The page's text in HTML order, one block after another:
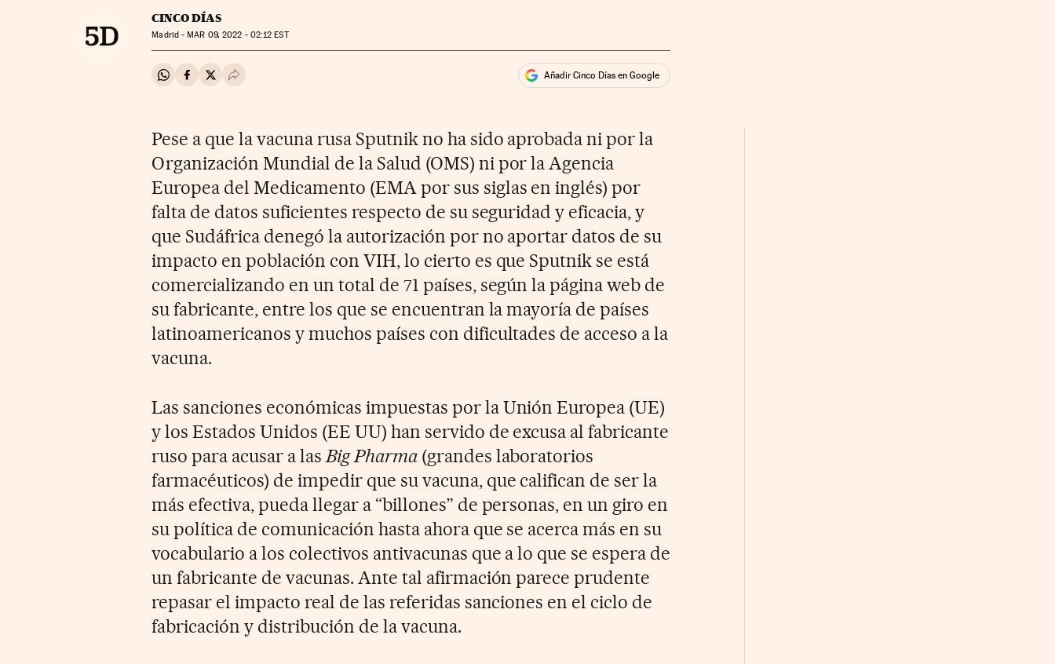
CINCO DÍAS
Madrid - MAR 09, 2022 - 02:12 EST
Compartir en Whatsapp
Compartir en Facebook
Compartir en Twitter
Desplegar Redes Sociales Añadir Cinco Días en Google
Pese a que la vacuna rusa Sputnik no ha sido aprobada ni por la
Organización Mundial de la Salud (OMS) ni por la Agencia
Europea del Medicamento (EMA por sus siglas en inglés) por
falta de datos suficientes respecto de su seguridad y eficacia, y
que Sudáfrica denegó la autorización por no aportar datos de su
impacto en población con VIH, lo cierto es que Sputnik se está
comercializando en un total de 71 países, según la página web de
su fabricante, entre los que se encuentran la mayoría de países
latinoamericanos y muchos países con dificultades de acceso a la
vacuna.
Las sanciones económicas impuestas por la Unión Europea (UE)
y los Estados Unidos (EE UU) han servido de excusa al fabricante
ruso para acusar a lasBig Pharma(grandes laboratorios
farmacéuticos) de impedir que su vacuna, que califican de ser la
más efectiva, pueda llegar a “billones” de personas, en un giro en
su política de comunicación hasta ahora que se acerca más en su
vocabulario a los colectivos antivacunas que a lo que se espera de
un fabricante de vacunas. Ante tal afirmación parece prudente
repasar el impacto real de las referidas sanciones en el ciclo de
fabricación y distribución de la vacuna.